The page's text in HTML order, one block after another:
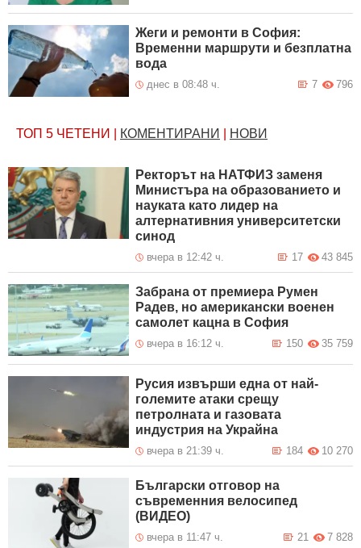
Жеги и ремонти в София:
Временни маршрути и безплатна
вода
днес в 08:48 ч. 796
7
ТОП 5 ЧЕТЕНИ КОМЕНТИРАНИ НОВИ
Ректорът на НАТФИЗ заменя
Министъра на образованието и
науката като лидер на
алтернативния университетски
синод
вчера в 12:42 ч. 43 845
17
Забрана от премиера Румен
Радев, но американски военен
самолет кацна в София
вчера в 16:12 ч. 35 759
150
Русия извърши една от най-
големите атаки срещу
петролната и газовата
индустрия на Украйна
вчера в 21:39 ч. 10 270
184
Български отговор на
съвременния велосипед
(ВИДЕО)
вчера в 11:47 ч. 7 828
21